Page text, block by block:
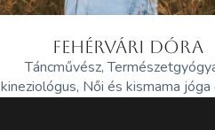
FEHÉRVÁRI DÓRA
Táncművész,
kineziológus, Női és kismama